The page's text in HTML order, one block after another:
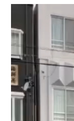
レー
ヤー